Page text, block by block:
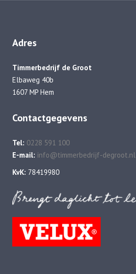
Adres
Timmerbedrijf de Groot
Elbaweg 40b
1607 MP Hem
Contactgegevens
Tel: 0228 591 100
E-mail: info@timmerbedrijf-degroot.nl
KvK: 78419980